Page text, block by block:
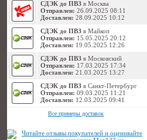
СДЭК до ПВЗ в Москва
Отправлен: 26.09.2025 08:11
Доставлен: 28.09.2025 10:12
СДЭК до ПВЗ в Майкоп
Отправлен: 15.05.2025 20:12
Доставлен: 19.05.2025 12:26
СДЭК до ПВЗ в Московский
Отправлен: 17.03.2025 17:34
Доставлен: 21.03.2025 13:27
СДЭК до ПВЗ в Санкт-Петербург
Отправлен: 09.03.2025 11:21
Доставлен: 12.03.2025 09:41
Все примеры доставок